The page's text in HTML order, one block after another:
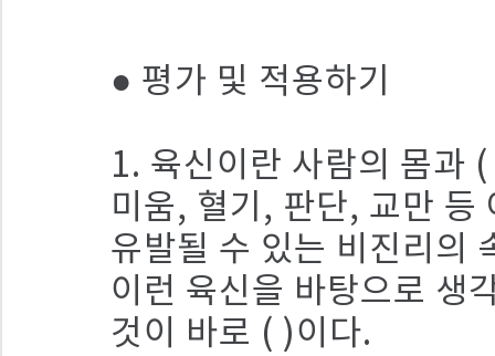
● 평가 및 적용하기
1. 육신이란 사람의 몸과
미움, 혈기, 판단, 교만 등
유발될 수 있는 비진리의
이런 육신을 바탕으로 생
것이 바로 ( )이다.